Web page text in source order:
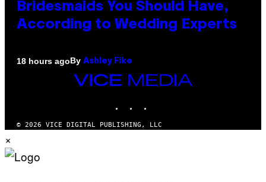
Bridesmaids You Should Have,
According to Wedding Experts
18 hours agoBy Ashley Fike
VICE
© 2026 VICE DIGITAL PUBLISHING, LLC
×